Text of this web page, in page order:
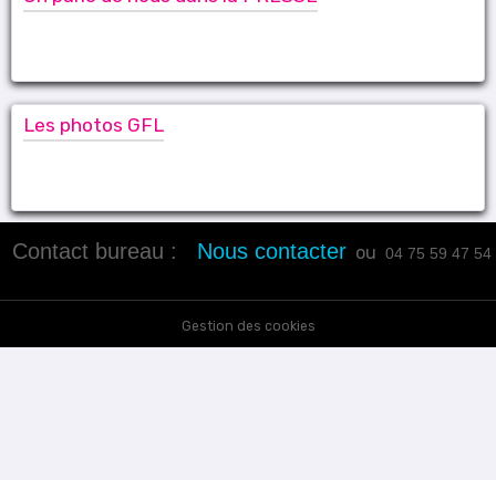
Les photos GFL
Contact bureau : Nous contacter ou 04 75 59 47
Gestion des cookies